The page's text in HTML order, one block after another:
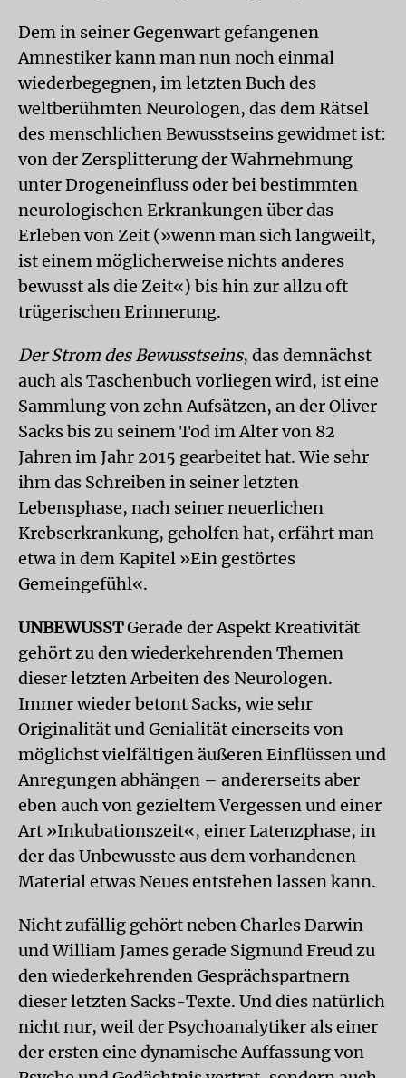
Dem in seiner Gegenwart gefangenen
Amnestiker kann man nun noch einmal
wiederbegegnen, im letzten Buch des
weltberühmten Neurologen, das dem Rätsel
des menschlichen Bewusstseins gewidmet ist:
von der Zersplitterung der Wahrnehmung
unter Drogeneinfluss oder bei bestimmten
neurologischen Erkrankungen über das
Erleben von Zeit (»wenn man sich langweilt,
ist einem möglicherweise nichts anderes
bewusst als die Zeit«) bis hin zur allzu oft
trügerischen Erinnerung.
Der Strom des Bewusstseins, das demnächst
auch als Taschenbuch vorliegen wird, ist eine
Sammlung von zehn Aufsätzen, an der Oliver
Sacks bis zu seinem Tod im Alter von 82
Jahren im Jahr 2015 gearbeitet hat. Wie sehr
ihm das Schreiben in seiner letzten
Lebensphase, nach seiner neuerlichen
Krebserkrankung, geholfen hat, erfährt man
etwa in dem Kapitel »Ein gestörtes
Gemeingefühl«.
UNBEWUSSTGerade der Aspekt Kreativität
gehört zu den wiederkehrenden Themen
dieser letzten Arbeiten des Neurologen.
Immer wieder betont Sacks, wie sehr
Originalität und Genialität einerseits von
möglichst vielfältigen äußeren Einflüssen und
Anregungen abhängen – andererseits aber
eben auch von gezieltem Vergessen und einer
Art »Inkubationszeit«, einer Latenzphase, in
der das Unbewusste aus dem vorhandenen
Material etwas Neues entstehen lassen kann.
Nicht zufällig gehört neben Charles Darwin
und William James gerade Sigmund Freud zu
den wiederkehrenden Gesprächspartnern
dieser letzten Sacks-Texte. Und dies natürlich
nicht nur, weil der Psychoanalytiker als einer
der ersten eine dynamische Auffassung von